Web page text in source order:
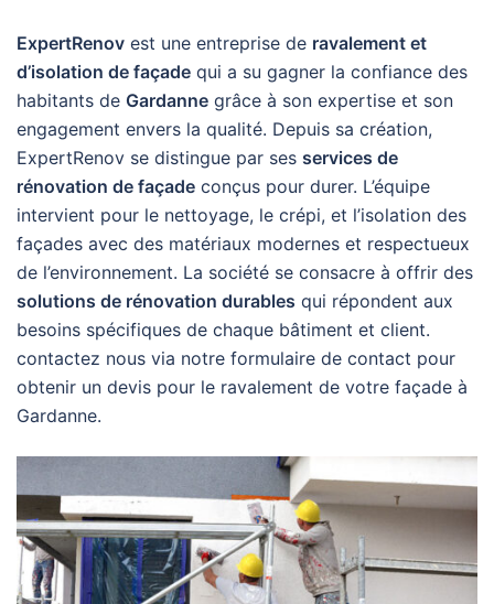
ExpertRenov est une entreprise de ravalement et
d’isolation de façade qui a su gagner la confiance des
habitants de Gardanne grâce à son expertise et son
engagement envers la qualité. Depuis sa création,
ExpertRenov se distingue par ses services de
rénovation de façade conçus pour durer. L’équipe
intervient pour le nettoyage, le crépi, et l’isolation des
façades avec des matériaux modernes et respectueux
de l’environnement. La société se consacre à offrir des
solutions de rénovation durables qui répondent aux
besoins spécifiques de chaque bâtiment et client.
contactez nous via notre formulaire de contact pour
obtenir un devis pour le ravalement de votre façade à
Gardanne.